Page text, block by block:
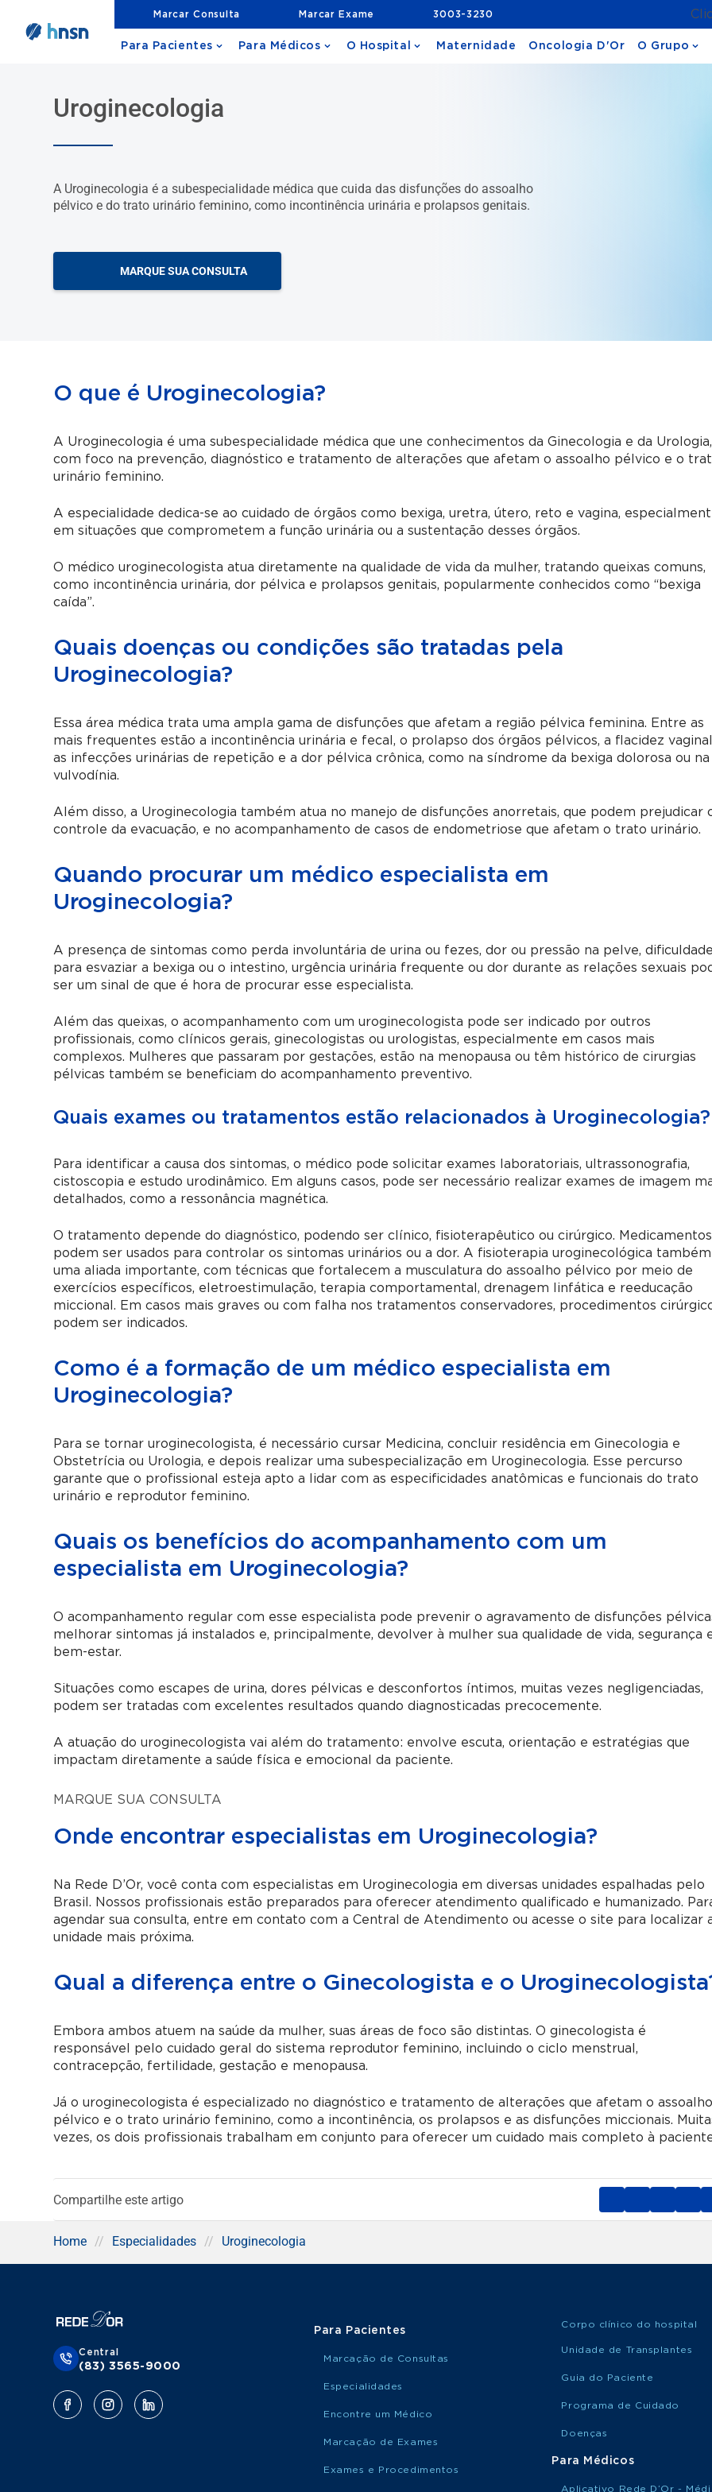
Marcar Consulta Marcar Exame 3003-3230
Para Pacientes Para Médicos O Hospital Maternidade Oncologia D'Or O Grupo
Uroginecologia
A Uroginecologia é a subespecialidade médica que cuida das disfunções do assoalho
pélvico e do trato urinário feminino, como incontinência urinária e prolapsos genitais.
MARQUE SUA CONSULTA
O que é Uroginecologia?
A Uroginecologia é uma subespecialidade médica que une conhecimentos da Ginecologia e da Urologia,
com foco na prevenção, diagnóstico e tratamento de alterações que afetam o assoalho pélvico e o
urinário feminino.
A especialidade dedica-se ao cuidado de órgãos como bexiga, uretra, útero, reto e vagina,
em situações que comprometem a função urinária ou a sustentação desses órgãos.
O médico uroginecologista atua diretamente na qualidade de vida da mulher, tratando queixas comuns,
como incontinência urinária, dor pélvica e prolapsos genitais, popularmente conhecidos como “bexiga
caída”.
Quais doenças ou condições são tratadas pela
Uroginecologia?
Essa área médica trata uma ampla gama de disfunções que afetam a região pélvica feminina. Entre as
mais frequentes estão a incontinência urinária e fecal, o prolapso dos órgãos pélvicos, a flacidez
as infecções urinárias de repetição e a dor pélvica crônica, como na síndrome da bexiga dolorosa ou na
vulvodínia.
Além disso, a Uroginecologia também atua no manejo de disfunções anorretais, que podem prejudicar
controle da evacuação, e no acompanhamento de casos de endometriose que afetam o trato urinário.
Quando procurar um médico especialista em
Uroginecologia?
A presença de sintomas como perda involuntária de urina ou fezes, dor ou pressão na pelve,
para esvaziar a bexiga ou o intestino, urgência urinária frequente ou dor durante as relações sexuais
ser um sinal de que é hora de procurar esse especialista.
Além das queixas, o acompanhamento com um uroginecologista pode ser indicado por outros
profissionais, como clínicos gerais, ginecologistas ou urologistas, especialmente em casos mais
complexos. Mulheres que passaram por gestações, estão na menopausa ou têm histórico de cirurgias
pélvicas também se beneficiam do acompanhamento preventivo.
Quais exames ou tratamentos estão relacionados à Uroginecologia?
Para identificar a causa dos sintomas, o médico pode solicitar exames laboratoriais, ultrassonografia,
cistoscopia e estudo urodinâmico. Em alguns casos, pode ser necessário realizar exames de imagem
detalhados, como a ressonância magnética.
O tratamento depende do diagnóstico, podendo ser clínico, fisioterapêutico ou cirúrgico. Medicamentos
podem ser usados para controlar os sintomas urinários ou a dor. A fisioterapia uroginecológica
uma aliada importante, com técnicas que fortalecem a musculatura do assoalho pélvico por meio de
exercícios específicos, eletroestimulação, terapia comportamental, drenagem linfática e reeducação
miccional. Em casos mais graves ou com falha nos tratamentos conservadores, procedimentos
podem ser indicados.
Como é a formação de um médico especialista em
Uroginecologia?
Para se tornar uroginecologista, é necessário cursar Medicina, concluir residência em Ginecologia e
Obstetrícia ou Urologia, e depois realizar uma subespecialização em Uroginecologia. Esse percurso
garante que o profissional esteja apto a lidar com as especificidades anatômicas e funcionais do trato
urinário e reprodutor feminino.
Quais os benefícios do acompanhamento com um
especialista em Uroginecologia?
O acompanhamento regular com esse especialista pode prevenir o agravamento de disfunções
melhorar sintomas já instalados e, principalmente, devolver à mulher sua qualidade de vida, segurança
bem-estar.
Situações como escapes de urina, dores pélvicas e desconfortos íntimos, muitas vezes negligenciadas,
podem ser tratadas com excelentes resultados quando diagnosticadas precocemente.
A atuação do uroginecologista vai além do tratamento: envolve escuta, orientação e estratégias que
impactam diretamente a saúde física e emocional da paciente.
MARQUE SUA CONSULTA
Onde encontrar especialistas em Uroginecologia?
Na Rede D’Or, você conta com especialistas em Uroginecologia em diversas unidades espalhadas pelo
Brasil. Nossos profissionais estão preparados para oferecer atendimento qualificado e humanizado.
agendar sua consulta, entre em contato com a Central de Atendimento ou acesse o site para localizar
unidade mais próxima.
Qual a diferença entre o Ginecologista e o
Embora ambos atuem na saúde da mulher, suas áreas de foco são distintas. O ginecologista é
responsável pelo cuidado geral do sistema reprodutor feminino, incluindo o ciclo menstrual,
contracepção, fertilidade, gestação e menopausa.
Já o uroginecologista é especializado no diagnóstico e tratamento de alterações que afetam o
pélvico e o trato urinário feminino, como a incontinência, os prolapsos e as disfunções miccionais.
vezes, os dois profissionais trabalham em conjunto para oferecer um cuidado mais completo à
Compartilhe este artigo
Home // Especialidades // Uroginecologia
Central
(83) 3565-9000
Para Pacientes
Marcação de Consultas
Especialidades
Encontre um Médico
Marcação de Exames
Exames e Procedimentos
Corpo clínico do hospital
Unidade de Transplantes
Guia do Paciente
Programa de Cuidado
Doenças
Para Médicos
Aplicativo Rede D’Or -